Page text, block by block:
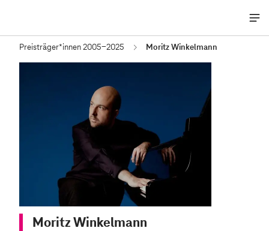
Preisträger*innen 2005-2025 Moritz Winkelmann
Moritz Winkelmann